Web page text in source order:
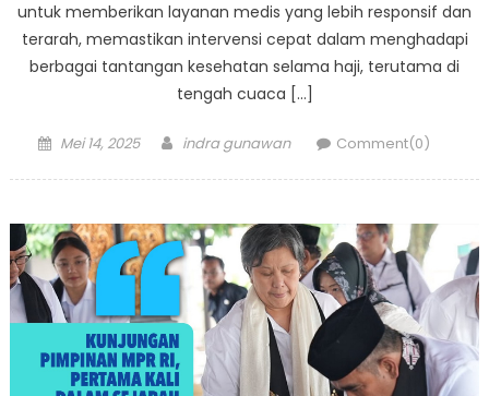
untuk memberikan layanan medis yang lebih responsif dan
terarah, memastikan intervensi cepat dalam menghadapi
berbagai tantangan kesehatan selama haji, terutama di
tengah cuaca […]
Posted
Mei 14, 2025 Author
indra gunawan Comment(0)